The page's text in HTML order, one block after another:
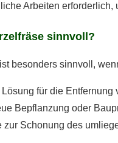
Arbeiten
sinnvoll?
besonders sinnvoll,
für die Entfernung
Bepflanzung oder
Schonung des